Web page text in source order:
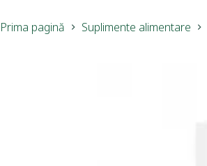
Prima pagină Suplimente alimentare